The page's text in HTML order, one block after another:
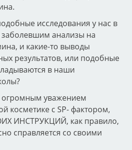
исследования у нас в
заболевшим анализы на
и какие-то выводы
результатов, или подобные
в наши
уважением
косметике с SP- фактором,
ИНСТРУКЦИЙ, как правило,
справляется со своими